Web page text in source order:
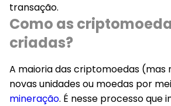
transação.
Como as
criadas?
A maioria das criptomoedas (mas
novas unidades ou moedas por
mineração. É nesse processo que